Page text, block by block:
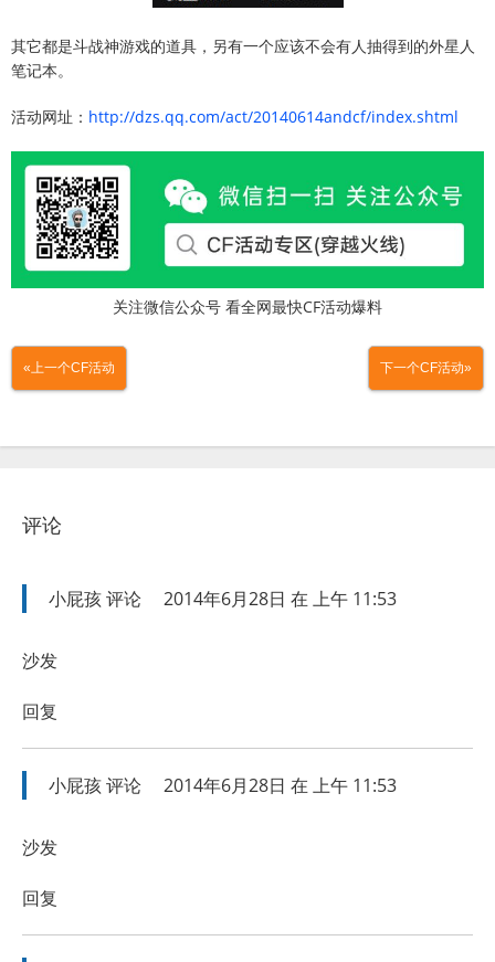
其它都是斗战神游戏的道具，另有一个应该不会有人抽得到的外星人
笔记本。
活动网址： http://dzs.qq.com/act/20140614andcf/index.shtml
关注微信公众号 看全网最快CF活动爆料
«上一个CF活动 下一个CF活动»
评论
小屁孩评论 2014年6月28日 在 上午 11:53
沙发
回复
小屁孩评论 2014年6月28日 在 上午 11:53
沙发
回复